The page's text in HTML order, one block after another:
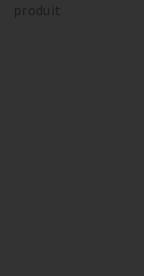
produit